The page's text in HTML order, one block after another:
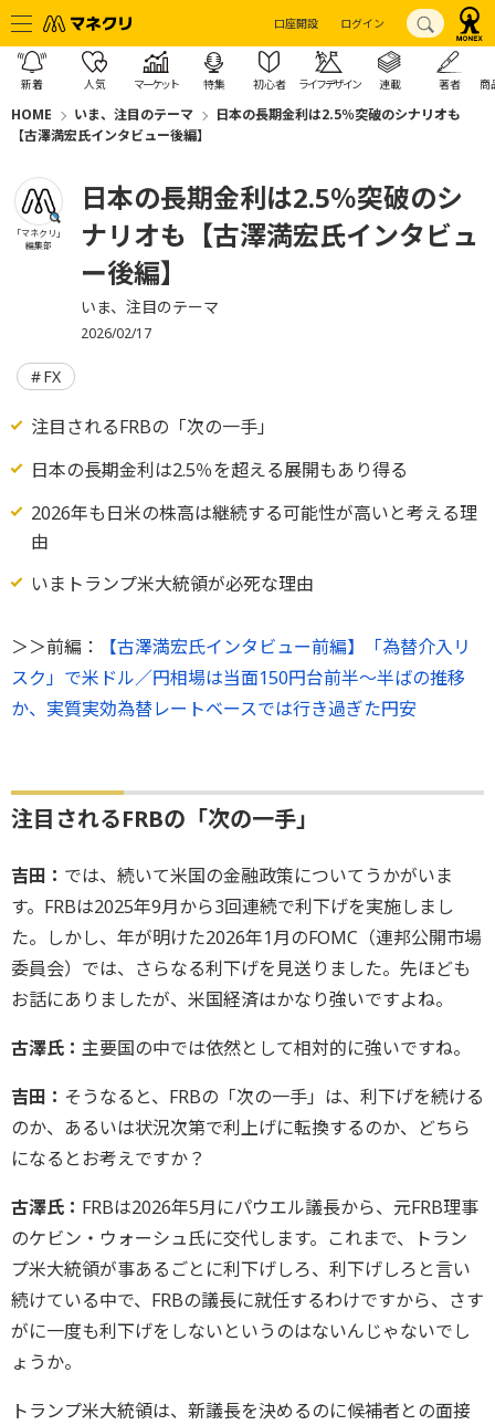
口座開設 ログイン
新着 人気 マーケット 特集 初心者 ライフデザイン 連載 著者 商
HOME いま、注目のテーマ
日本の長期金利は2.5％突破のシナリオも
【古澤満宏氏インタビュー後編】
「マネクリ」
編集部
日本の長期金利は2.5％突破のシ
ナリオも【古澤満宏氏インタビュ
ー後編】
いま、注目のテーマ
2026/02/17
FX
注目されるFRBの「次の一手」
日本の長期金利は2.5％を超える展開もあり得る
2026年も日米の株高は継続する可能性が高いと考える理
由
いまトランプ米大統領が必死な理由
＞＞前編：
【古澤満宏氏インタビュー前編】「為替介入リ
スク」で米ドル／円相場は当面150円台前半～半ばの推移
か、実質実効為替レートベースでは行き過ぎた円安
注目されるFRBの「次の一手」
吉田： では、続いて米国の金融政策についてうかがいま
す。FRBは2025年9月から3回連続で利下げを実施しまし
た。しかし、年が明けた2026年1月のFOMC（連邦公開市場
委員会）では、さらなる利下げを見送りました。先ほども
お話にありましたが、米国経済はかなり強いですよね。
古澤氏： 主要国の中では依然として相対的に強いですね。
吉田： そうなると、FRBの「次の一手」は、利下げを続ける
のか、あるいは状況次第で利上げに転換するのか、どちら
になるとお考えですか？
古澤氏： FRBは2026年5月にパウエル議長から、元FRB理事
のケビン・ウォーシュ氏に交代します。これまで、トラン
プ米大統領が事あるごとに利下げしろ、利下げしろと言い
続けている中で、FRBの議長に就任するわけですから、さす
がに一度も利下げをしないというのはないんじゃないでし
ょうか。
トランプ米大統領は、新議長を決めるのに候補者との面接